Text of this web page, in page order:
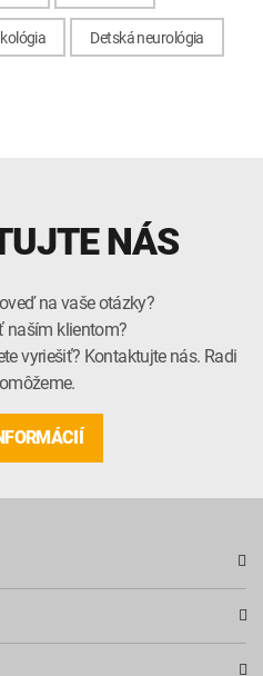
Detská neurológia
NÁS
na vaše otázky?
naším klientom?
vyriešiť? Kontaktujte nás. Radi